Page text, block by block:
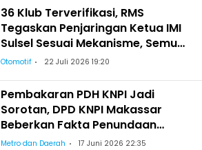
36 Klub Terverifikasi, RMS
Tegaskan Penjaringan Ketua IMI
Sulsel Sesuai Mekanisme, Semua
Berhak Maju!
Otomotif 22 Juli 2026 19:20
Pembakaran PDH KNPI Jadi
Sorotan, DPD KNPI Makassar
Beberkan Fakta Penundaan
Pelantikan Wajo
Metro dan Daerah 17 Juni 2026 22:35